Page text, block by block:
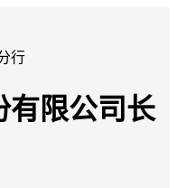
有限公司长